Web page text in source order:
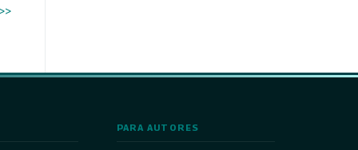
>>
PARA AUTORES